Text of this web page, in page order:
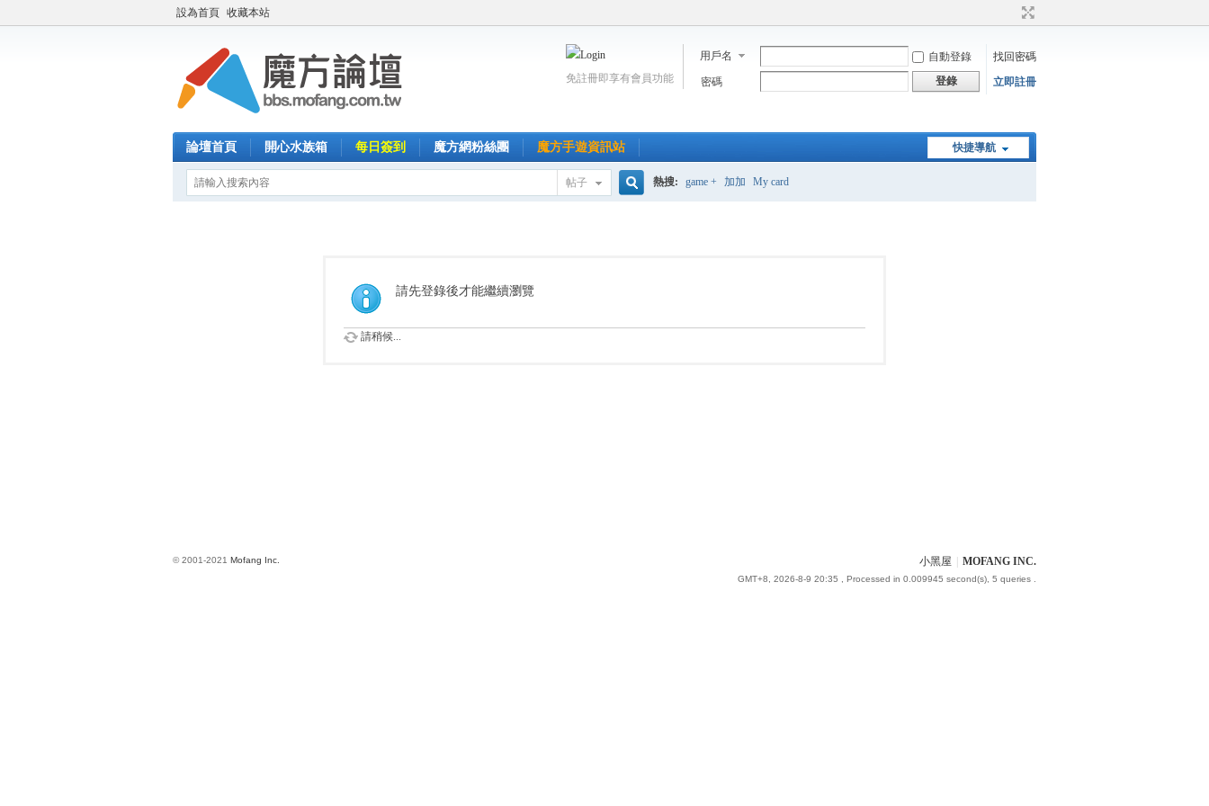
設為首頁 收藏本站
用戶名 自動登錄
找回密碼
密碼
登錄 立即註冊
免註冊即享有會員功能
快捷導航
論壇首頁 開心水族箱 每日簽到 魔方網粉絲團 魔方手遊資訊站
帖子 熱搜: game + 加加 My card
請先登錄後才能繼續瀏覽
請稍候...
小黑屋 MOFANG INC.
GMT+8, 2026-8-9 20:35 , Processed in 0.009945 second(s), 5 queries .
© 2001-2021 Mofang Inc.